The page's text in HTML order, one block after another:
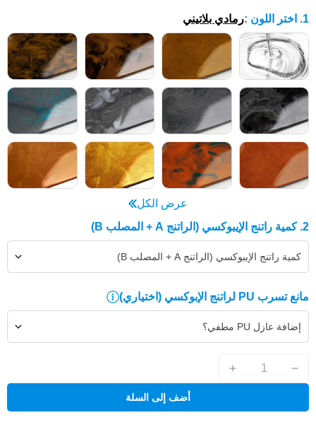
1. اختر اللون :رمادي بلاتيني
عرض الكل
2. كمية راتنج الإيبوكسي (الراتنج A + المصلب B)
كمية راتنج الإيبوكسي (الراتنج A + المصلب B)
مانع تسرب PU لراتنج الإبوكسي (اختياري)
إضافة عازل PU مطفي؟
أضف إلى السلة